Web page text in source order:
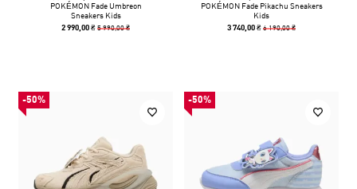
POKÉMON Fade Umbreon
Sneakers Kids
2 990,00 ₴5 990,00 ₴
POKÉMON Fade Pikachu Sneakers
Kids
3 740,00 ₴6 190,00 ₴
-50% -50%